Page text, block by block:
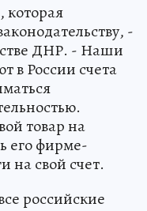
которая
-
ДНР. - Наши
в России счета
товар на
его фирме-
на свой счет.
российские